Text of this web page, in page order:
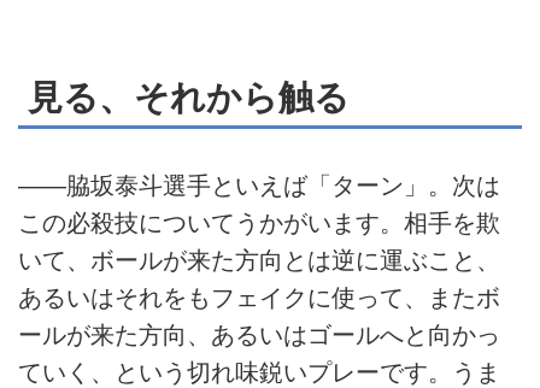
見る、それから触る
――脇坂泰斗選手といえば「ターン」。次は
この必殺技についてうかがいます。相手を欺
いて、ボールが来た方向とは逆に運ぶこと、
あるいはそれをもフェイクに使って、またボ
ールが来た方向、あるいはゴールへと向かっ
ていく、という切れ味鋭いプレーです。うま